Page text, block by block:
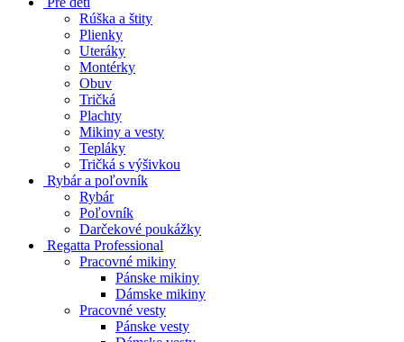
Rúška a štity
Plienky
Uteráky
Montérky
Obuv
Tričká
Plachty
Mikiny a vesty
Tepláky
Tričká s výšivkou
Rybár a poľovník
Rybár
Poľovník
Darčekové poukážky
Regatta Professional
Pracovné mikiny
Pánske mikiny
Dámske mikiny
Pracovné vesty
Pánske vesty